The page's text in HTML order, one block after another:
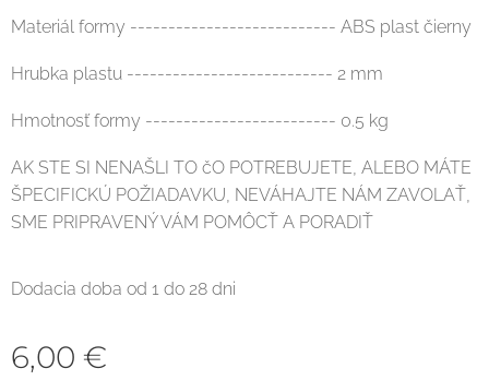
Materiál formy --------------------------- ABS plast čierny
Hrubka plastu --------------------------- 2 mm
Hmotnosť formy ------------------------- 0.5 kg
AK STE SI NENAŠLI TO čO POTREBUJETE, ALEBO MÁTE
ŠPECIFICKÚ POŽIADAVKU, NEVÁHAJTE NÁM ZAVOLAŤ,
SME PRIPRAVENÝ VÁM POMÔCŤ A PORADIŤ
Dodacia doba od 1 do 28 dni
6,00 €